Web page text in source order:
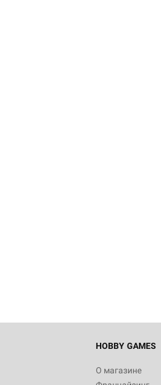
HOBBY GAMES
О магазине
Настольная
Белая смерть
12 990